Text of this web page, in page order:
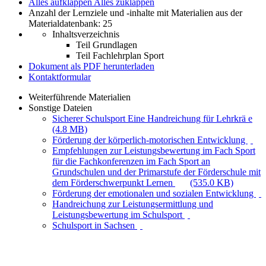
Alles aufklappen Alles zuklappen
Anzahl der Lernziele und -inhalte mit Materialien aus der
Materialdatenbank: 25
Inhaltsverzeichnis
Teil Grundlagen
Teil Fachlehrplan Sport
Dokument als PDF herunterladen
Kontaktformular
Weiterführende Materialien
Sonstige Dateien
Sicherer Schulsport Eine Handreichung für Lehrkrä e
(4.8 MB)
Förderung der körperlich-motorischen Entwicklung
Empfehlungen zur Leistungsbewertung im Fach Sport
für die Fachkonferenzen im Fach Sport an
Grundschulen und der Primarstufe der Förderschule mit
dem Förderschwerpunkt Lernen
(535.0 KB)
Förderung der emotionalen und sozialen Entwicklung
Handreichung zur Leistungsermittlung und
Leistungsbewertung im Schulsport
Schulsport in Sachsen